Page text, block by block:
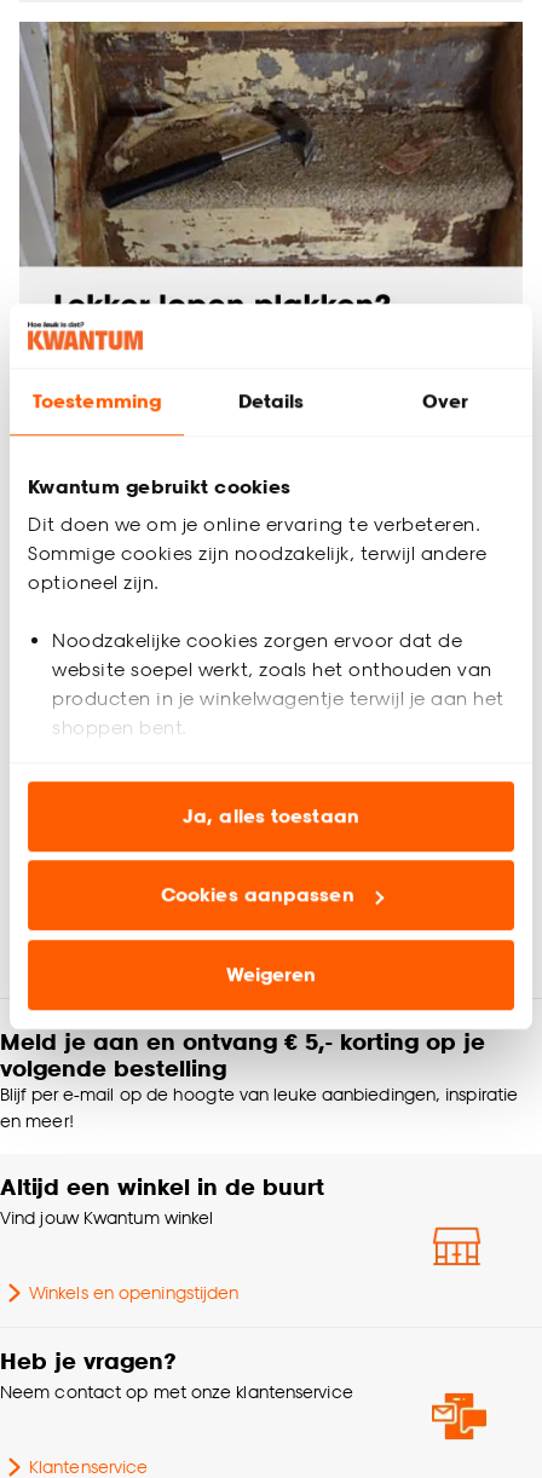
Toestemming Details Over
Kwantum gebruikt cookies
Dit doen we om je online ervaring te verbeteren.
Sommige cookies zijn noodzakelijk, terwijl andere
optioneel zijn.
Noodzakelijke cookies zorgen ervoor dat de
website soepel werkt, zoals het onthouden van
producten in je winkelwagentje terwijl je aan het
shoppen bent.
Analytische cookies (optioneel) helpen ons de
website te verbeteren voor jou en al onze andere
Marketing cookies (optioneel) laten jou
relevante informatie en aanbiedingen zien op
advertenties en communicatie.
Klik op ‘Ja, alles toestaan’ om gebruik te maken
van alle cookies, of klik op ‘weigeren’ om alleen de
noodzakelijke cookies te accepteren. Je kunt er ook
voor kiezen om bepaalde cookies wel of niet te
klikken.
Goed om te weten is dat je deze keuze altijd nog
cookieverklaring
.
Ja, alles toestaan
Cookies aanpassen
Weigeren
Meld je aan en ontvang € 5,- korting op je
volgende bestelling
Blijf per e-mail op de hoogte van leuke aanbiedingen, inspiratie
en meer!
Altijd een winkel in de buurt
Vind jouw Kwantum winkel
Winkels en openingstijden
Heb je vragen?
Neem contact op met onze klantenservice
Klantenservice